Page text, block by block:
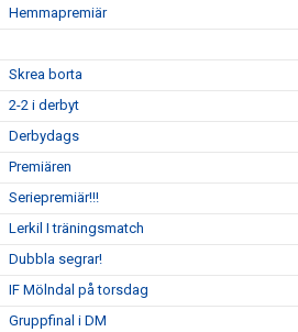
Hemmapremiär
Skrea borta
2-2 i derbyt
Derbydags
Premiären
Seriepremiär!!!
Lerkil I träningsmatch
Dubbla segrar!
IF Mölndal på torsdag
Gruppfinal i DM